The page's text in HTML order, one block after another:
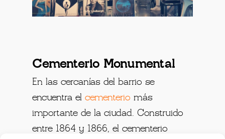
Cementerio Monumental
En las cercanías del barrio se
encuentra elcementerio más
importante de la ciudad. Construido
entre 1864 y 1866, el cementerio